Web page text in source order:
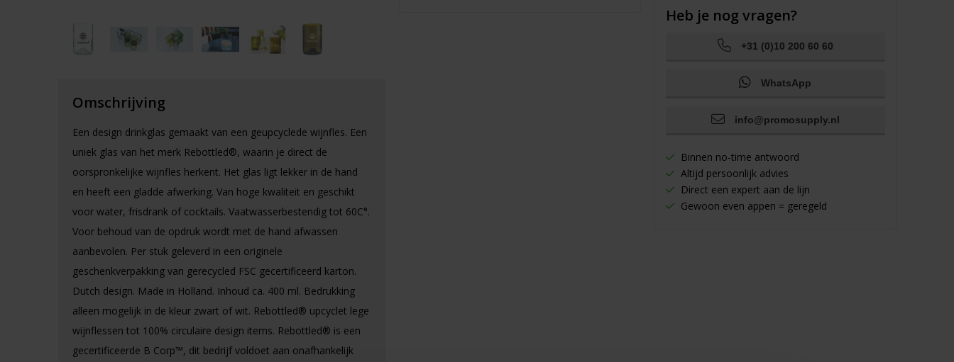
Omschrijving
Een design drinkglas gemaakt van een geupcyclede wijnfles. Een
uniek glas van het merk Rebottled®, waarin je direct de
oorspronkelijke wijnfles herkent. Het glas ligt lekker in de hand
en heeft een gladde afwerking. Van hoge kwaliteit en geschikt
voor water, frisdrank of cocktails. Vaatwasserbestendig tot 60C°.
Voor behoud van de opdruk wordt met de hand afwassen
aanbevolen. Per stuk geleverd in een originele
geschenkverpakking van gerecycled FSC gecertificeerd karton.
Dutch design. Made in Holland. Inhoud ca. 400 ml. Bedrukking
alleen mogelijk in de kleur zwart of wit. Rebottled® upcyclet lege
wijnflessen tot 100% circulaire design items. Rebottled® is een
gecertificeerde B Corp™, dit bedrijf voldoet aan onafhankelijk
Heb je nog vragen?
+31 (0)10 200 60 60
WhatsApp
info@promosupply.nl
Binnen no-time antwoord
Altijd persoonlijk advies
Direct een expert aan de lijn
Gewoon even appen = geregeld